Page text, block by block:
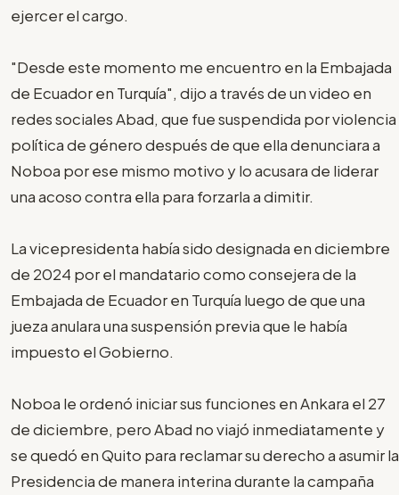
ejercer el cargo.
"Desde este momento me encuentro en la Embajada
de Ecuador en Turquía", dijo a través de un video en
redes sociales Abad, que fue suspendida por violencia
política de género después de que ella denunciara a
Noboa por ese mismo motivo y lo acusara de liderar
una acoso contra ella para forzarla a dimitir.
La vicepresidenta había sido designada en diciembre
de 2024 por el mandatario como consejera de la
Embajada de Ecuador en Turquía luego de que una
jueza anulara una suspensión previa que le había
impuesto el Gobierno.
Noboa le ordenó iniciar sus funciones en Ankara el 27
de diciembre, pero Abad no viajó inmediatamente y
se quedó en Quito para reclamar su derecho a asumir la
Presidencia de manera interina durante la campaña